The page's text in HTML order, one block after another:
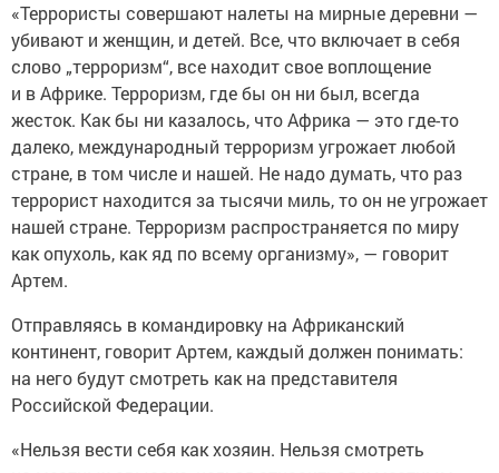
«Террористы совершают налеты на мирные деревни —
убивают и женщин, и детей. Все, что включает в себя
слово „терроризм“, все находит свое воплощение
и в Африке. Терроризм, где бы он ни был, всегда
жесток. Как бы ни казалось, что Африка — это где-то
далеко, международный терроризм угрожает любой
стране, в том числе и нашей. Не надо думать, что раз
террорист находится за тысячи миль, то он не угрожает
нашей стране. Терроризм распространяется по миру
как опухоль, как яд по всему организму», — говорит
Артем.
Отправляясь в командировку на Африканский
континент, говорит Артем, каждый должен понимать:
на него будут смотреть как на представителя
Российской Федерации.
«Нельзя вести себя как хозяин. Нельзя смотреть